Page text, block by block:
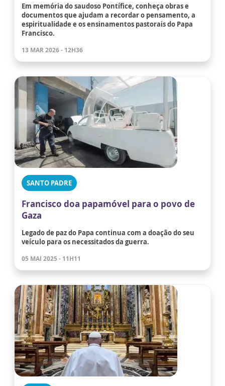
Em memória do saudoso Pontífice, conheça obras e
documentos que ajudam a recordar o pensamento, a
espiritualidade e os ensinamentos pastorais do Papa
Francisco.
13 MAR 2026 - 12H36
SANTO PADRE
Francisco doa papamóvel para o povo de
Gaza
Legado de paz do Papa continua com a doação do seu
veículo para os necessitados da guerra.
05 MAI 2025 - 11H11